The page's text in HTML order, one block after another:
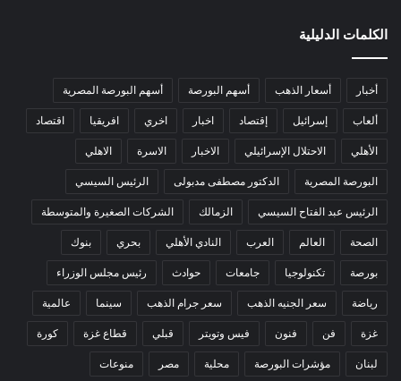
الكلمات الدليلية
أخبار أسعار الذهب أسهم البورصة أسهم البورصة المصرية
ألعاب إسرائيل إقتصاد اخبار اخري افريقيا اقتصاد
الأهلي الاحتلال الإسرائيلي الاخبار الاسرة الاهلي
البورصة المصرية الدكتور مصطفى مدبولى الرئيس السيسي
الرئيس عبد الفتاح السيسي الزمالك الشركات الصغيرة والمتوسطة
الصحة العالم العرب النادي الأهلي بحري بنوك
بورصة تكنولوجيا جامعات حوادث رئيس مجلس الوزراء
رياضة سعر الجنيه الذهب سعر جرام الذهب سينما عالمية
غزة فن فنون فيس وتويتر قبلي قطاع غزة كورة
لبنان مؤشرات البورصة محلية مصر منوعات